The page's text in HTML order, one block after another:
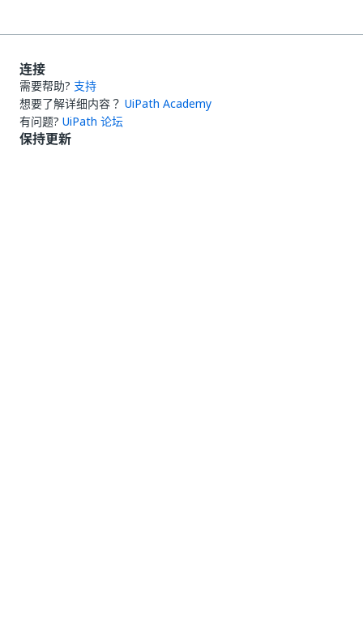
连接
需要帮助? 支持
想要了解详细内容？ UiPath Academy
有问题? UiPath 论坛
保持更新